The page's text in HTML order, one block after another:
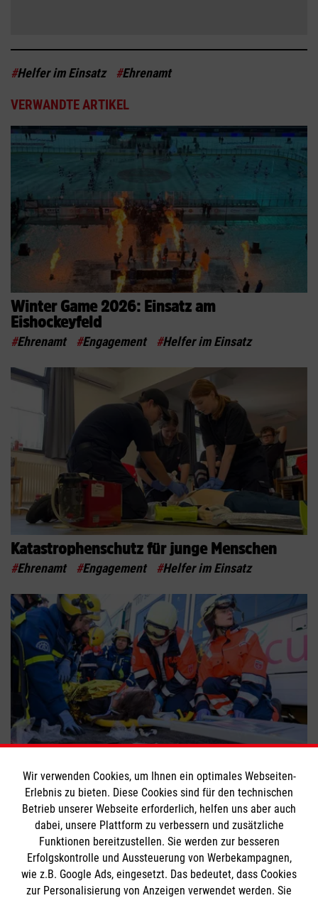
#Helfer im Einsatz #Ehrenamt
VERWANDTE ARTIKEL
Winter Game 2026: Einsatz am
Eishockeyfeld
#Ehrenamt #Engagement #Helfer im Einsatz
Katastrophenschutz für junge Menschen
#Ehrenamt #Engagement #Helfer im Einsatz
Großübung: Blackout und viele Verletzte
Ehrenamt #Helfer im Einsatz
Bewerte diesen Artikel
Wir verwenden Cookies, um Ihnen ein optimales Webseiten-
Erlebnis zu bieten. Diese Cookies sind für den technischen
Betrieb unserer Webseite erforderlich, helfen uns aber auch
dabei, unsere Plattform zu verbessern und zusätzliche
Funktionen bereitzustellen. Sie werden zur besseren
Erfolgskontrolle und Aussteuerung von Werbekampagnen,
wie z.B. Google Ads, eingesetzt. Das bedeutet, dass Cookies
zur Personalisierung von Anzeigen verwendet werden. Sie